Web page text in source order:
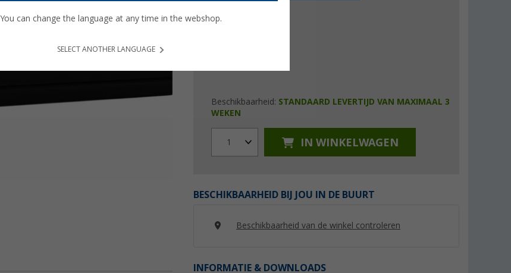
Beschikbaarheid: STANDAARD LEVERTIJD VAN MAXIMAAL 3
WEKEN
1 IN WINKELWAGEN
BESCHIKBAARHEID BIJ JOU IN DE BUURT
Beschikbaarheid van de winkel controleren
INFORMATIE & DOWNLOADS
You can change the language at any time in the webshop.
SELECT ANOTHER LANGUAGE